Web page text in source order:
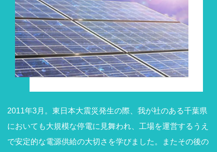
2011年3月。東日本大震災発生の際、我が社のある千葉県
においても大規模な停電に見舞われ、工場を運営するうえ
で安定的な電源供給の大切さを学びました。またその後の